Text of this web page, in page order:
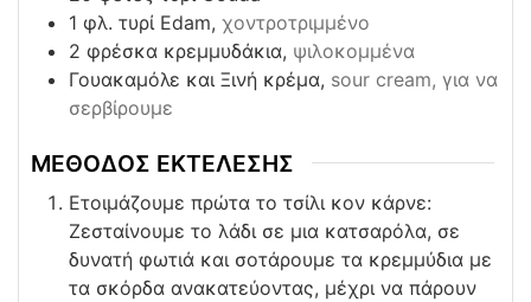
1 φλ. τυρί Edam, χοντροτριμμένο
2 φρέσκα κρεμμυδάκια, ψιλοκομμένα
Γουακαμόλε και Ξινή κρέμα, sour cream, για να
σερβίρουμε
ΜΕΘΟΔΟΣ ΕΚΤΕΛΕΣΗΣ
Ετοιμάζουμε πρώτα το τσίλι κον κάρνε:
Ζεσταίνουμε το λάδι σε μια κατσαρόλα, σε
δυνατή φωτιά και σοτάρουμε τα κρεμμύδια με
τα σκόρδα ανακατεύοντας, μέχρι να πάρουν